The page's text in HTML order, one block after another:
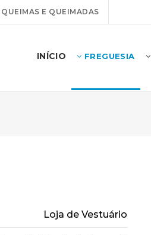
QUEIMAS E QUEIMADAS
INÍCIO FREGUESIA
Loja de Vestuário